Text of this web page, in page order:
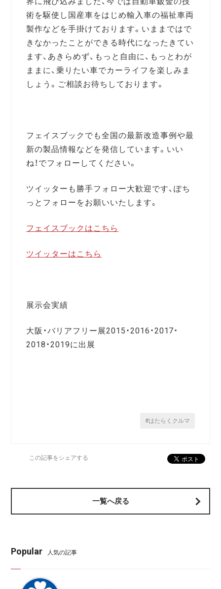
術を駆使し国産車をはじめ輸入車の福祉車両
製作などを手掛けております。いままではで
きなかったことができる時代になったきてい
ます、あきらめず、もっと自由に、もっとわが
ままに、乗りたい車でカーライフを楽しみま
しょう。ご相談お待ちしております。
フェイスブックでも全国の最新改造事例や最
新の製品情報などを発信しています。いい
ね！でフォローしてください。
ツイッターも勝手フォロー大歓迎です、ぽち
っとフォローをお願いいたします。
フェイスブックはこちら
ツイッターはこちら
展示会実績
大阪・バリアフリー展2015・2016・2017・
2018・2019に出展
#はたらくクルマ
この記事をシェアする
一覧へ戻る
Popular 人気の記事